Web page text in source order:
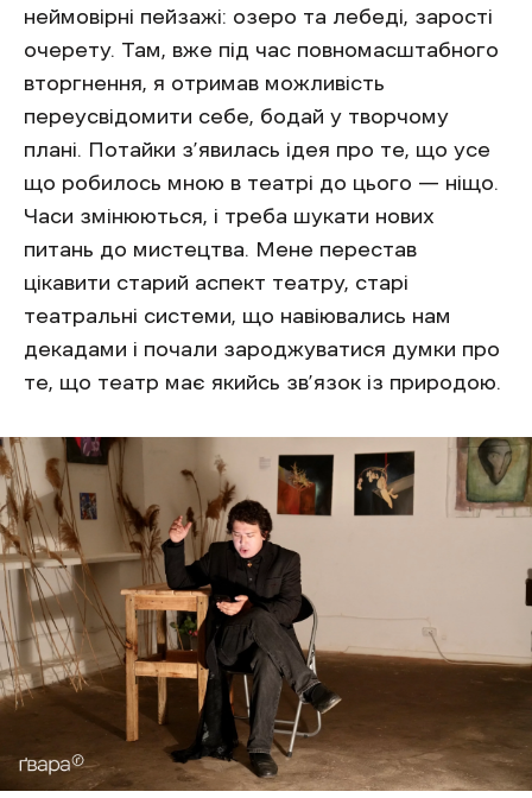
неймовірні пейзажі: озеро та лебеді, зарості
очерету. Там, вже під час повномасштабного
вторгнення, я отримав можливість
переусвідомити себе, бодай у творчому
плані. Потайки з’явилась ідея про те, що усе
що робилось мною в театрі до цього — ніщо.
Часи змінюються, і треба шукати нових
питань до мистецтва. Мене перестав
цікавити старий аспект театру, старі
театральні системи, що навіювались нам
декадами і почали зароджуватися думки про
те, що театр має якийсь зв’язок із природою.